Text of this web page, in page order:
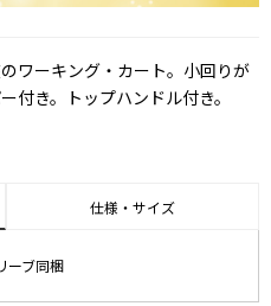
ワーキング・カート。小回りが
付き。トップハンドル付き。
仕様・サイズ
ーブ同梱